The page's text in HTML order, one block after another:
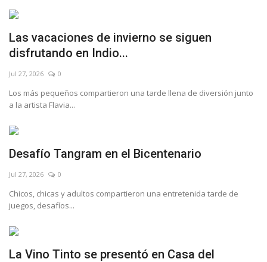
Las vacaciones de invierno se siguen
disfrutando en Indio...
Jul 27, 2026 0
Los más pequeños compartieron una tarde llena de diversión junto
a la artista Flavia...
Desafío Tangram en el Bicentenario
Jul 27, 2026 0
Chicos, chicas y adultos compartieron una entretenida tarde de
juegos, desafíos...
La Vino Tinto se presentó en Casa del